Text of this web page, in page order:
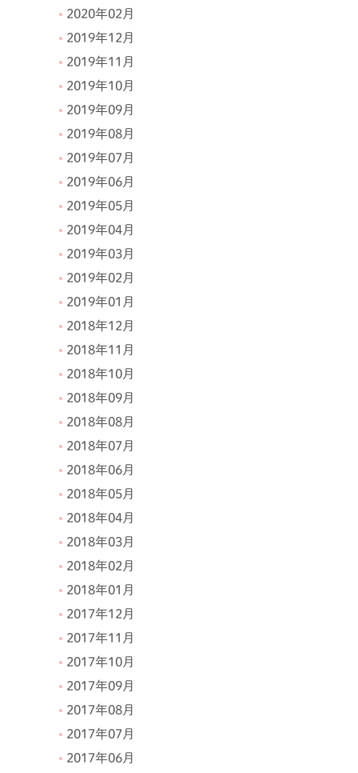
2020年02月
2019年12月
2019年11月
2019年10月
2019年09月
2019年08月
2019年07月
2019年06月
2019年05月
2019年04月
2019年03月
2019年02月
2019年01月
2018年12月
2018年11月
2018年10月
2018年09月
2018年08月
2018年07月
2018年06月
2018年05月
2018年04月
2018年03月
2018年02月
2018年01月
2017年12月
2017年11月
2017年10月
2017年09月
2017年08月
2017年07月
2017年06月